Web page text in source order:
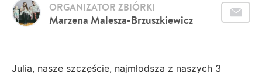
Marzena Malesza-Brzuszkiewicz
ORGANIZATOR ZBIÓRKI
Julia, nasze szczęście, najmłodsza z naszych 3